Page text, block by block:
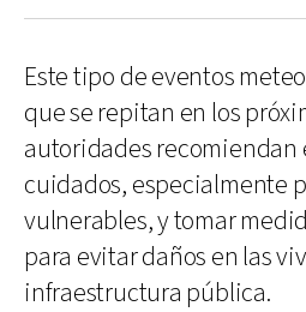
Este tipo de eventos
que se repitan en los
autoridades recomiendan
cuidados, especialmente
vulnerables, y tomar
para evitar daños en las
infraestructura pública.